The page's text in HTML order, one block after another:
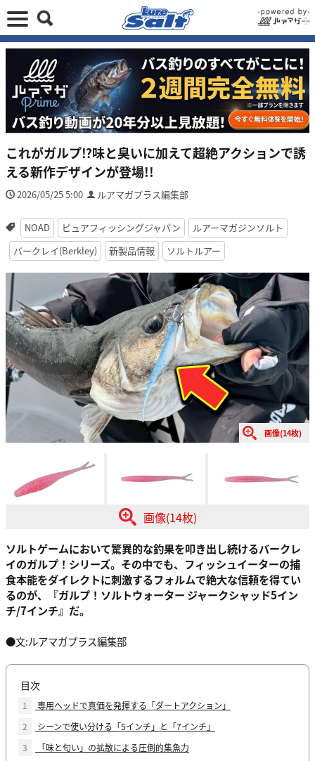
これがガルプ⁉味と臭いに加えて超絶アクションで誘
える新作デザインが登場!!
2026/05/25 5:00 ルアマガプラス編集部
NOAD ピュアフィッシングジャパン
ルアーマガジンソルト
バークレイ(Berkley)
新製品情報 ソルトルアー
画像(14枚)
画像(14枚)
ソルトゲームにおいて驚異的な釣果を叩き出し続けるバークレ
イのガルプ！シリーズ。その中でも、フィッシュイーターの捕
食本能をダイレクトに刺激するフォルムで絶大な信頼を得てい
るのが、『ガルプ！ソルトウォーター ジャークシャッド5イン
チ/7インチ』だ。
●文:ルアマガプラス編集部
目次
1
専用ヘッドで真価を発揮する「ダートアクション」
2
シーンで使い分ける「5インチ」と「7インチ」
3
「味と匂い」の拡散による圧倒的集魚力